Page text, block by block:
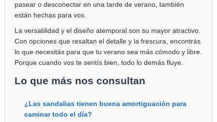
pasear o desconectar en una tarde de verano, también
están hechas para vos.
La versatilidad y el diseño atemporal son su mayor atractivo.
Con opciones que resaltan el detalle y la frescura, encontrás
lo que necesitás para que tu verano sea más cómodo y libre.
Porque cuando vos te sentís bien, todo lo demás fluye.
Lo que más nos consultan
¿Las sandalias tienen buena amortiguación para
caminar todo el día?